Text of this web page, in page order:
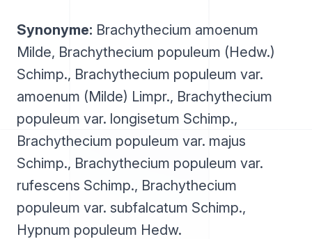
Synonyme: Brachythecium amoenum
Milde, Brachythecium populeum (Hedw.)
Schimp., Brachythecium populeum var.
amoenum (Milde) Limpr., Brachythecium
populeum var. longisetum Schimp.,
Brachythecium populeum var. majus
Schimp., Brachythecium populeum var.
rufescens Schimp., Brachythecium
populeum var. subfalcatum Schimp.,
Hypnum populeum Hedw.